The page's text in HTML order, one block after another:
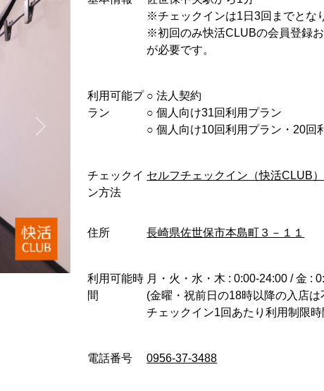
※チェックインは1日3回までとな
※初回のみ快活CLUBの会員登録
が必要です。
利用可能プ
ラン
○︎ 法人契約
○︎ 個人向け31回利用プラン
○︎ 個人向け10回利用プラン・20回
チェックイ
ン方法
セルフチェックイン（快活CLUB）
住所 長崎県佐世保市本島町３－１１
利用可能時
間
月・火・水・木 : 0:00-24:00 / 金 :
(金曜・祝前日の18時以降の入店
チェックイン1回あたり利用制限
電話番号 0956-37-3488